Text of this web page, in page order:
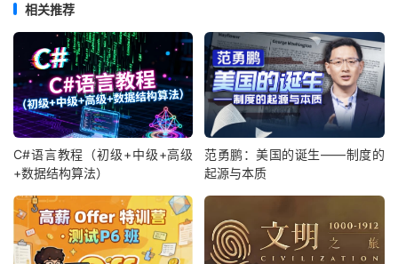
相关推荐
C#语言教程（初级+中级+高级
+数据结构算法）
范勇鹏：美国的诞生——制度的
起源与本质